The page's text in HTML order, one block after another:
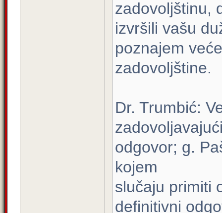
zadovoljštinu,
izvršili vašu
poznajem veće
zadovoljštine.
Dr. Trumbić:
odgovor; g.
kojem
slučaju primiti
definitivni